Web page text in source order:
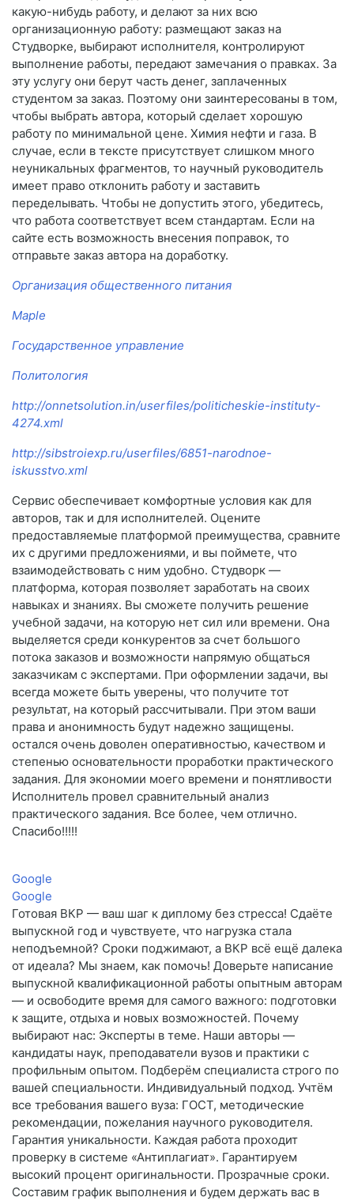
какую-нибудь работу, и делают за них всю
организационную работу: размещают заказ на
Студворке, выбирают исполнителя, контролируют
выполнение работы, передают замечания о правках. За
эту услугу они берут часть денег, заплаченных
студентом за заказ. Поэтому они заинтересованы в том,
чтобы выбрать автора, который сделает хорошую
работу по минимальной цене. Химия нефти и газа. В
случае, если в тексте присутствует слишком много
неуникальных фрагментов, то научный руководитель
имеет право отклонить работу и заставить
переделывать. Чтобы не допустить этого, убедитесь,
что работа соответствует всем стандартам. Если на
сайте есть возможность внесения поправок, то
отправьте заказ автора на доработку.
Организация общественного питания
Maple
Государственное управление
Политология
http://onnetsolution.in/userfiles/politicheskie-instituty-
4274.xml
http://sibstroiexp.ru/userfiles/6851-narodnoe-
iskusstvo.xml
Сервис обеспечивает комфортные условия как для
авторов, так и для исполнителей. Оцените
предоставляемые платформой преимущества, сравните
их с другими предложениями, и вы поймете, что
взаимодействовать с ним удобно. Студворк —
платформа, которая позволяет заработать на своих
навыках и знаниях. Вы сможете получить решение
учебной задачи, на которую нет сил или времени. Она
выделяется среди конкурентов за счет большого
потока заказов и возможности напрямую общаться
заказчикам с экспертами. При оформлении задачи, вы
всегда можете быть уверены, что получите тот
результат, на который рассчитывали. При этом ваши
права и анонимность будут надежно защищены.
остался очень доволен оперативностью, качеством и
степенью основательности проработки практического
задания. Для экономии моего времени и понятливости
Исполнитель провел сравнительный анализ
практического задания. Все более, чем отлично.
Спасибо!!!!!
Google
Google
Готовая ВКР — ваш шаг к диплому без стресса! Сдаёте
выпускной год и чувствуете, что нагрузка стала
неподъемной? Сроки поджимают, а ВКР всё ещё далека
от идеала? Мы знаем, как помочь! Доверьте написание
выпускной квалификационной работы опытным авторам
— и освободите время для самого важного: подготовки
к защите, отдыха и новых возможностей. Почему
выбирают нас: Эксперты в теме. Наши авторы —
кандидаты наук, преподаватели вузов и практики с
профильным опытом. Подберём специалиста строго по
вашей специальности. Индивидуальный подход. Учтём
все требования вашего вуза: ГОСТ, методические
рекомендации, пожелания научного руководителя.
Гарантия уникальности. Каждая работа проходит
проверку в системе «Антиплагиат». Гарантируем
высокий процент оригинальности. Прозрачные сроки.
Составим график выполнения и будем держать вас в